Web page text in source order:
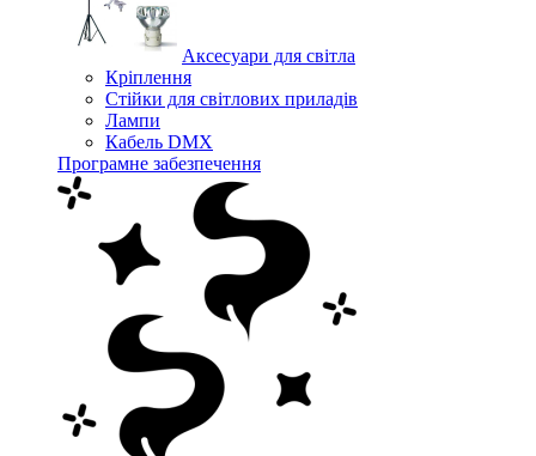
Аксесуари для світла
Кріплення
Стійки для світлових приладів
Лампи
Кабель DMX
Програмне забезпечення